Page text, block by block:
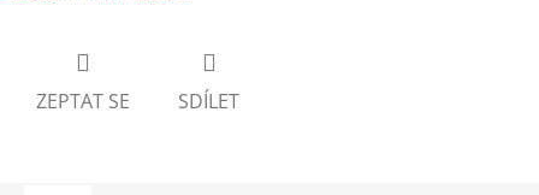
ZEPTAT SE SDÍLET